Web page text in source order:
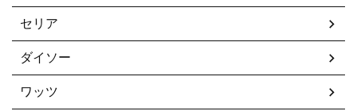
セリア
ダイソー
ワッツ